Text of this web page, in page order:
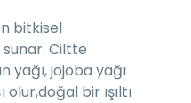
bitkisel
Ciltte
yağı, jojoba yağı
bir ışıltı